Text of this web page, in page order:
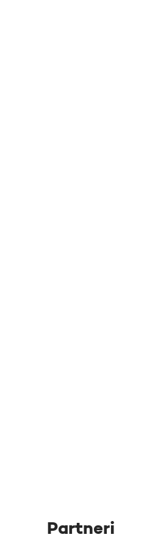
Partneri